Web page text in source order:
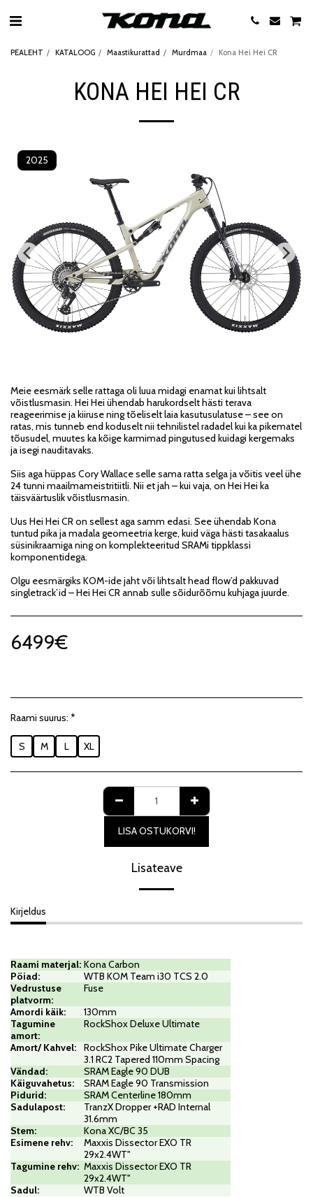
PEALEHT KATALOOG Maastikurattad Murdmaa Kona Hei Hei CR
KONA HEI HEI CR
2025
Meie eesmärk selle rattaga oli luua midagi enamat kui lihtsalt
võistlusmasin. Hei Hei ühendab harukordselt hästi terava
reageerimise ja kiiruse ning tõeliselt laia kasutusulatuse – see on
ratas, mis tunneb end koduselt nii tehnilistel radadel kui ka pikematel
tõusudel, muutes ka kõige karmimad pingutused kuidagi kergemaks
ja isegi nauditavaks.
Siis aga hüppas Cory Wallace selle sama ratta selga ja võitis veel ühe
24 tunni maailmameistritiitli. Nii et jah – kui vaja, on Hei Hei ka
täisväärtuslik võistlusmasin.
Uus Hei Hei CR on sellest aga samm edasi. See ühendab Kona
tuntud pika ja madala geomeetria kerge, kuid väga hästi tasakaalus
süsinikraamiga ning on komplekteeritud SRAMi tippklassi
komponentidega.
Olgu eesmärgiks KOM-ide jaht või lihtsalt head flow’d pakkuvad
singletrack’id – Hei Hei CR annab sulle sõidurõõmu kuhjaga juurde.
6499€
Raami suurus: *
S M L XL
LISA OSTUKORVI!
Lisateave
Kirjeldus
Raami materjal: Kona Carbon
Pöiad:
WTB KOM Team i30 TCS 2.0
Vedrustuse
platvorm:
Fuse
Amordi käik:
130mm
Tagumine
amort:
RockShox Deluxe Ultimate
Amort/ Kahvel:
RockShox Pike Ultimate Charger
3.1 RC2 Tapered 110mm Spacing
Vändad:
SRAM Eagle 90 DUB
Käiguvahetus:
SRAM Eagle 90 Transmission
Pidurid:
SRAM Centerline 180mm
Sadulapost:
TranzX Dropper +RAD Internal
31.6mm
Stem:
Kona XC/BC 35
Esimene rehv:
Maxxis Dissector EXO TR
29x2.4WT"
Tagumine rehv: Maxxis Dissector EXO TR
29x2.4WT"
Sadul:
WTB Volt